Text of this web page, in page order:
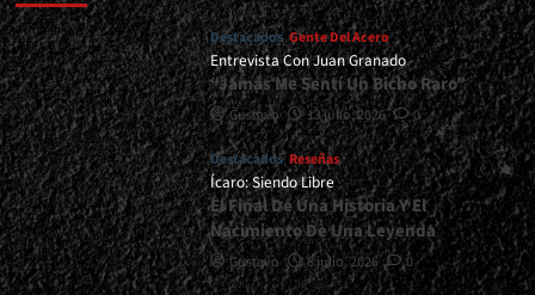
Destacados Gente Del Acero
Entrevista Con Juan Granado
“Jamás Me Sentí Un Bicho Raro”
Gustavo 13 julio, 2026 0
Destacados Reseñas
Ícaro: Siendo Libre
El Final De Una Historia Y El
Nacimiento De Una Leyenda
Gustavo 8 julio, 2026 0